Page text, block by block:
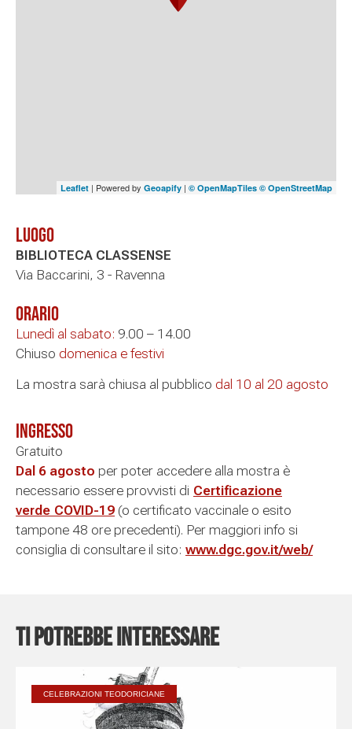
Leaflet | Powered by Geoapify | © OpenMapTiles © OpenStreetMap
Luogo
BIBLIOTECA CLASSENSE
Via Baccarini, 3 - Ravenna
Orario
Lunedì al sabato: 9.00 – 14.00
Chiuso domenica e festivi
La mostra sarà chiusa al pubblico dal 10 al 20 agosto
Ingresso
Gratuito
Dal 6 agosto per poter accedere alla mostra è
necessario essere provvisti di Certificazione
verde COVID-19 (o certificato vaccinale o esito
tampone 48 ore precedenti). Per maggiori info si
consiglia di consultare il sito: www.dgc.gov.it/web/
Ti potrebbe interessare
CELEBRAZIONI TEODORICIANE